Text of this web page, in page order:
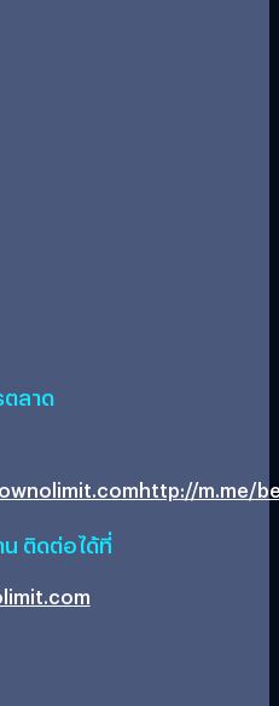
ตลาด
http://m.me/
ติดต่อได้ที่